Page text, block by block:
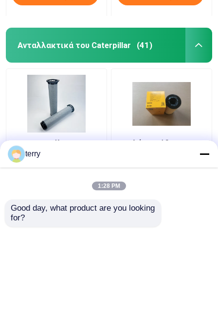
Ανταλλακτικά του Caterpillar (41)
5909787 Φίλτρο
καυσίμου Caterpillar
Διαχωριστής νερού
Υψηλής απόδοσης
terry
1:28 PM
Good day, what product are you looking
for?